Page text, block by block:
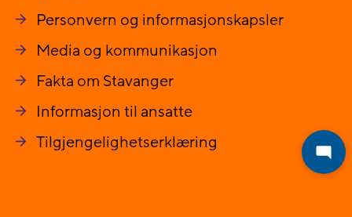
Personvern og informasjonskapsler
Media og kommunikasjon
Fakta om Stavanger
Informasjon til ansatte
Tilgjengelighetserklæring